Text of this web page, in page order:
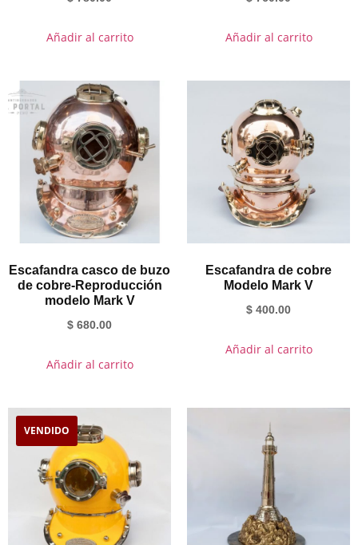
Añadir al carrito Añadir al carrito
Escafandra casco de buzo
de cobre-Reproducción
modelo Mark V
$ 680.00
Añadir al carrito
Escafandra de cobre
Modelo Mark V
$ 400.00
Añadir al carrito
VENDIDO